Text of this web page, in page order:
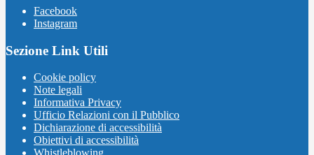
Facebook
Instagram
Sezione Link Utili
Cookie policy
Note legali
Informativa Privacy
Ufficio Relazioni con il Pubblico
Dichiarazione di accessibilità
Obiettivi di accessibilità